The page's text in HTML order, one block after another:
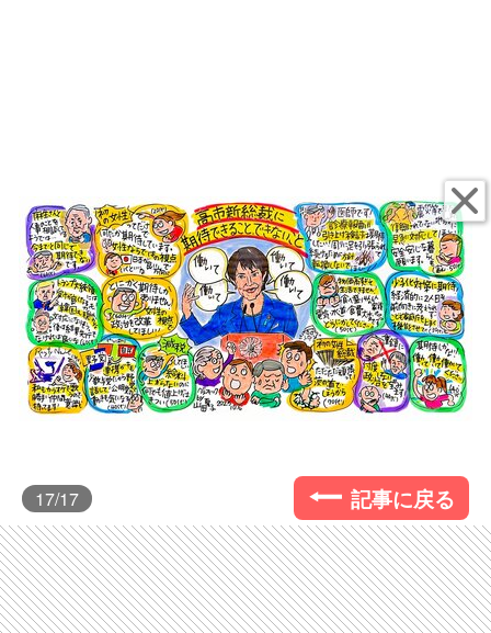
17/17 記事に戻る